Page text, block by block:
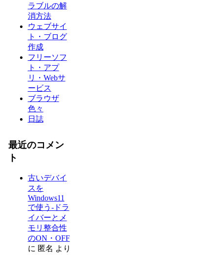
ラブルの解
消方法
ウェブサイ
ト・ブログ
作成
フリーソフ
ト・アプ
リ・Webサ
ービス
ブラウザ
色々
日誌
最近のコメン
ト
古いデバイ
スを
Windows11
で使う-ドラ
イバーとメ
モリ整合性
のON・OFF
に 匿名 より